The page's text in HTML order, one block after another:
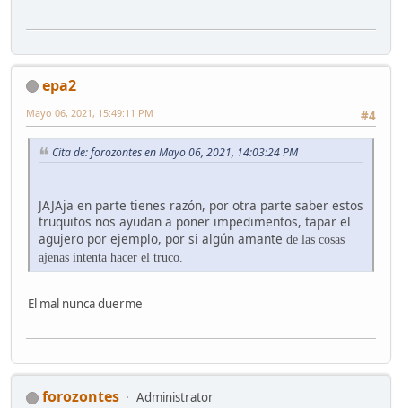
epa2
#4
Mayo 06, 2021, 15:49:11 PM
Cita de: forozontes en Mayo 06, 2021, 14:03:24 PM
JAJAja en parte tienes razón, por otra parte saber estos
truquitos nos ayudan a poner impedimentos, tapar el
agujero por ejemplo, por si algún amante de las cosas
ajenas intenta hacer el truco.
El mal nunca duerme
forozontes
Administrator